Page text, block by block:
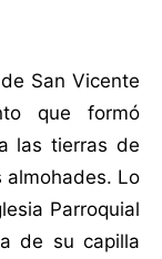
San Vicente
que formó
las tierras de
almohades. Lo
Parroquial
de su capilla